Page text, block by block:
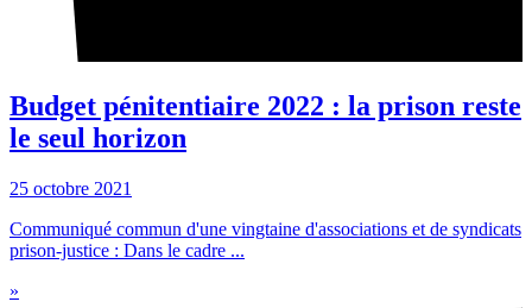
Budget pénitentiaire 2022 : la prison reste
le seul horizon
25 octobre 2021
Communiqué commun d'une vingtaine d'associations et de syndicats
prison-justice : Dans le cadre ...
»